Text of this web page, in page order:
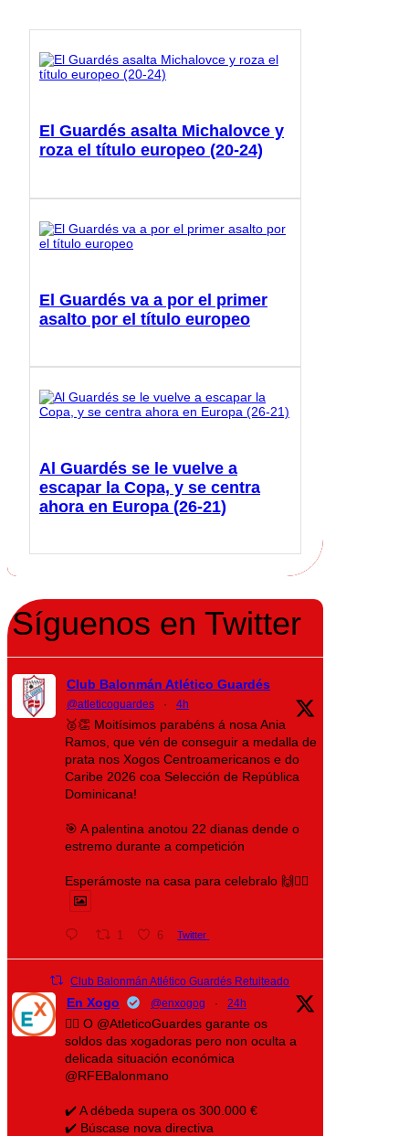
El Guardés asalta Michalovce y
roza el título europeo (20-24)
El Guardés va a por el primer
asalto por el título europeo
Al Guardés se le vuelve a
escapar la Copa, y se centra
ahora en Europa (26-21)
Síguenos en Twitter
Club Balonmán Atlético Guardés
@atleticoguardes · 4h
🥈👏 Moitísimos parabéns á nosa Ania
Ramos, que vén de conseguir a medalla de
prata nos Xogos Centroamericanos e do
Caribe 2026 coa Selección de República
Dominicana!
🎯 A palentina anotou 22 dianas dende o
estremo durante a competición
Esperámoste na casa para celebralo 🙌❤️‍🔥
1 6 Twitter
Club Balonmán Atlético Guardés Retuiteado
En Xogo @enxogog · 24h
🤾‍♀️ O @AtleticoGuardes garante os
soldos das xogadoras pero non oculta a
delicada situación económica
@RFEBalonmano
✔️ A débeda supera os 300.000 €
✔️ Búscase nova directiva